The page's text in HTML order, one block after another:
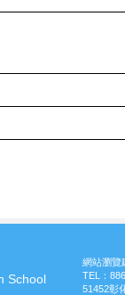
School
網站瀏覽
TEL：
51452彰